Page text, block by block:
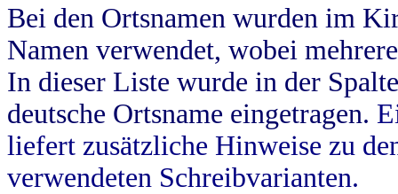
Bei den Ortsnamen wurden im
Namen verwendet, wobei
In dieser Liste wurde in der
deutsche Ortsname eingetragen.
liefert zusätzliche Hinweise zu
verwendeten Schreibvarianten.